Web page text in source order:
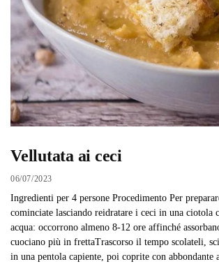
Vellutata ai ceci
06/07/2023
Ingredienti per 4 persone Procedimento Per
cominciate lasciando reidratare i ceci in una ciotola
acqua: occorrono almeno 8-12 ore affinché
cuociano più in frettaTrascorso il tempo scolateli,
in una pentola capiente, poi coprite con abbondante